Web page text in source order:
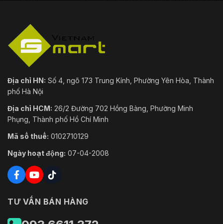
Địa chỉ HN: Số 4, ngõ 173 Trung Kính, Phường Yên Hòa, Thành
phố Hà Nội
Địa chỉ HCM: 26/2 Đường 702 Hồng Bàng, Phường Minh
Phụng, Thành phố Hồ Chí Minh
Mã số thuế: 0102710129
Ngày hoạt động: 07-04-2008
TƯ VẤN BÁN HÀNG